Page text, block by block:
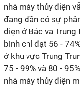
nhà máy thủy điện
đang dần có sự
điện ở Bắc và
bình chỉ đạt 56 -
ở khu vực Trung
75 - 99% và 80 -
nhà máy thủy điện